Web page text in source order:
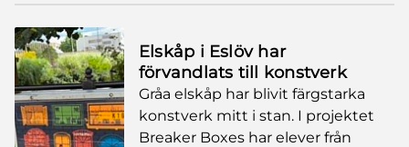
Elskåp i Eslöv har
förvandlats till konstverk
Gråa elskåp har blivit färgstarka
konstverk mitt i stan. I projektet
Breaker Boxes har elever från